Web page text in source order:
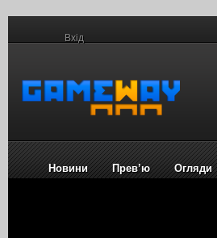
Вхід
Новини Прев’ю Огляди